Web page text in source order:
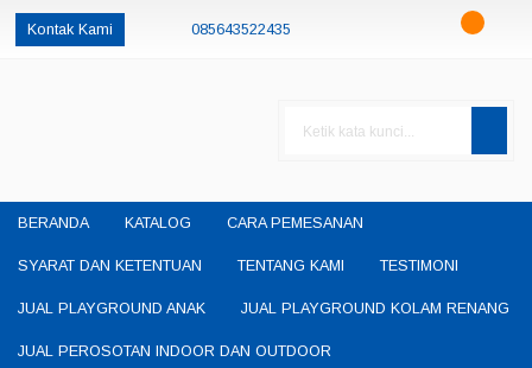
Kontak Kami 085643522435
BERANDA KATALOG CARA PEMESANAN
SYARAT DAN KETENTUAN TENTANG KAMI TESTIMONI
JUAL PLAYGROUND ANAK JUAL PLAYGROUND KOLAM RENANG
JUAL PEROSOTAN INDOOR DAN OUTDOOR